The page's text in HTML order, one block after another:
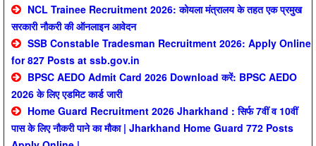
NCL Trainee Recruitment 2026: कोयला मंत्रालय के तहत एक प्रमुख
सरकारी नौकरी की ऑनलाइन आवेदन
SSB Constable Tradesman Recruitment 2026: Apply Online
for 827 Posts at ssb.gov.in
BPSC AEDO Admit Card 2026 Download करें: BPSC AEDO
2026 के लिए एडमिट कार्ड जारी
Home Guard Recruitment 2026 Jharkhand : सिर्फ 7वीं व 10वीं
पास के लिए नौकरी पाने का मौका | Jharkhand Home Guard 772 Posts